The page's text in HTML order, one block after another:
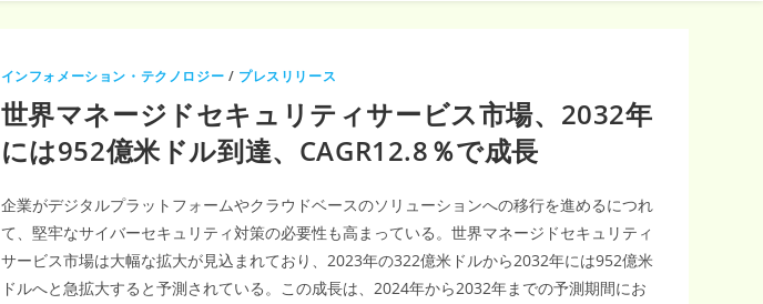
インフォメーション・テクノロジー / プレスリリース
世界マネージドセキュリティサービス市場、2032年
には952億米ドル到達、CAGR12.8％で成長
企業がデジタルプラットフォームやクラウドベースのソリューションへの移行を進めるにつれ
て、堅牢なサイバーセキュリティ対策の必要性も高まっている。世界マネージドセキュリティ
サービス市場は大幅な拡大が見込まれており、2023年の322億米ドルから2032年には952億米
ドルへと急拡大すると予測されている。この成長は、2024年から2032年までの予測期間にお